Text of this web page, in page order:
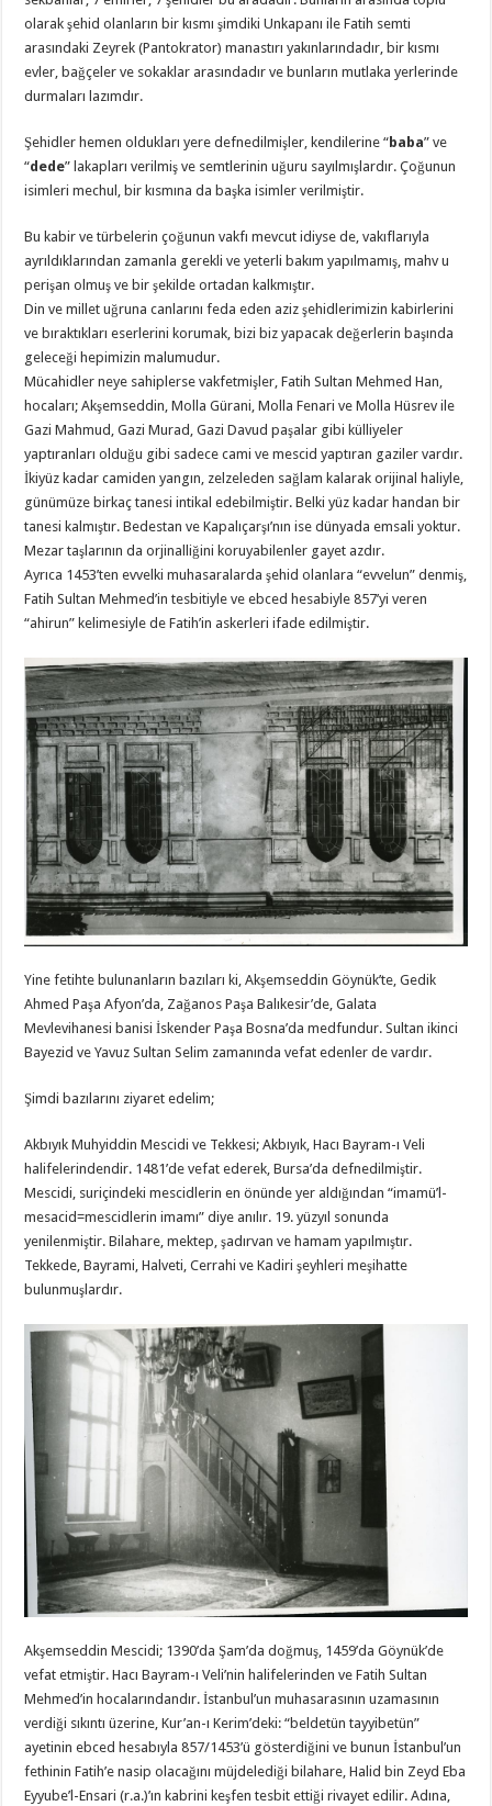
olarak şehid olanların bir kısmı şimdiki Unkapanı ile Fatih semti
arasındaki Zeyrek (Pantokrator) manastırı yakınlarındadır, bir kısmı
evler, bağçeler ve sokaklar arasındadır ve bunların mutlaka yerlerinde
durmaları lazımdır.
Şehidler hemen oldukları yere defnedilmişler, kendilerine “ baba” ve
“dede” lakapları verilmiş ve semtlerinin uğuru sayılmışlardır. Çoğunun
isimleri mechul, bir kısmına da başka isimler verilmiştir.
Bu kabir ve türbelerin çoğunun vakfı mevcut idiyse de, vakıflarıyla
ayrıldıklarından zamanla gerekli ve yeterli bakım yapılmamış, mahv u
perişan olmuş ve bir şekilde ortadan kalkmıştır.
Din ve millet uğruna canlarını feda eden aziz şehidlerimizin kabirlerini
ve bıraktıkları eserlerini korumak, bizi biz yapacak değerlerin başında
geleceği hepimizin malumudur.
Mücahidler neye sahiplerse vakfetmişler, Fatih Sultan Mehmed Han,
hocaları; Akşemseddin, Molla Gürani, Molla Fenari ve Molla Hüsrev ile
Gazi Mahmud, Gazi Murad, Gazi Davud paşalar gibi külliyeler
yaptıranları olduğu gibi sadece cami ve mescid yaptıran gaziler vardır.
İkiyüz kadar camiden yangın, zelzeleden sağlam kalarak orijinal haliyle,
günümüze birkaç tanesi intikal edebilmiştir. Belki yüz kadar handan bir
tanesi kalmıştır. Bedestan ve Kapalıçarşı’nın ise dünyada emsali yoktur.
Mezar taşlarının da orjinalliğini koruyabilenler gayet azdır.
Ayrıca 1453’ten evvelki muhasaralarda şehid olanlara “evvelun” denmiş,
Fatih Sultan Mehmed’in tesbitiyle ve ebced hesabiyle 857’yi veren
“ahirun” kelimesiyle de Fatih’in askerleri ifade edilmiştir.
Yine fetihte bulunanların bazıları ki, Akşemseddin Göynük’te, Gedik
Ahmed Paşa Afyon’da, Zağanos Paşa Balıkesir’de, Galata
Mevlevihanesi banisi İskender Paşa Bosna’da medfundur. Sultan ikinci
Bayezid ve Yavuz Sultan Selim zamanında vefat edenler de vardır.
Şimdi bazılarını ziyaret edelim;
Akbıyık Muhyiddin Mescidi ve Tekkesi; Akbıyık, Hacı Bayram-ı Veli
halifelerindendir. 1481’de vefat ederek, Bursa’da defnedilmiştir.
Mescidi, suriçindeki mescidlerin en önünde yer aldığından “imamü’l-
mesacid=mescidlerin imamı” diye anılır. 19. yüzyıl sonunda
yenilenmiştir. Bilahare, mektep, şadırvan ve hamam yapılmıştır.
Tekkede, Bayrami, Halveti, Cerrahi ve Kadiri şeyhleri meşihatte
bulunmuşlardır.
Akşemseddin Mescidi; 1390’da Şam’da doğmuş, 1459’da Göynük’de
vefat etmiştir. Hacı Bayram-ı Veli’nin halifelerinden ve Fatih Sultan
Mehmed’in hocalarındandır. İstanbul’un muhasarasının uzamasının
verdiği sıkıntı üzerine, Kur’an-ı Kerim’deki: “beldetün tayyibetün”
ayetinin ebced hesabıyla 857/1453’ü gösterdiğini ve bunun İstanbul’un
fethinin Fatih’e nasip olacağını müjdelediği bilahare, Halid bin Zeyd Eba
Eyyube’l-Ensari (r.a.)’ın kabrini keşfen tesbit ettiği rivayet edilir. Adına,